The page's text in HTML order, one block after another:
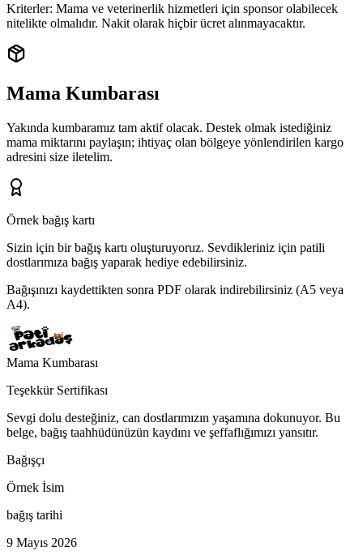
Kriterler: Mama ve veterinerlik hizmetleri için sponsor olabilecek
nitelikte olmalıdır. Nakit olarak hiçbir ücret alınmayacaktır.
Mama Kumbarası
Yakında kumbaramız tam aktif olacak. Destek olmak istediğiniz
mama miktarını paylaşın; ihtiyaç olan bölgeye yönlendirilen kargo
adresini size iletelim.
Örnek bağış kartı
Sizin için bir bağış kartı oluşturuyoruz. Sevdikleriniz için patili
dostlarımıza bağış yaparak hediye edebilirsiniz.
Bağışınızı kaydettikten sonra PDF olarak indirebilirsiniz (A5 veya
A4).
Mama Kumbarası
Teşekkür Sertifikası
Sevgi dolu desteğiniz, can dostlarımızın yaşamına dokunuyor. Bu
belge, bağış taahhüdünüzün kaydını ve şeffaflığımızı yansıtır.
Bağışçı
Örnek İsim
bağış tarihi
9 Mayıs 2026